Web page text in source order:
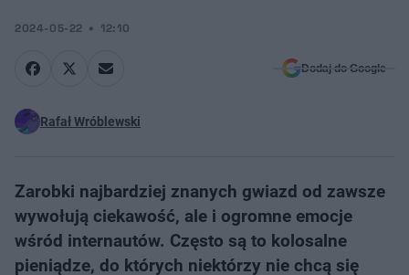
2024-05-22 12:10
Dodaj do Google
Rafał Wróblewski
Zarobki najbardziej znanych gwiazd od zawsze
wywołują ciekawość, ale i ogromne emocje
wśród internautów. Często są to kolosalne
pieniądze, do których niektórzy nie chcą się